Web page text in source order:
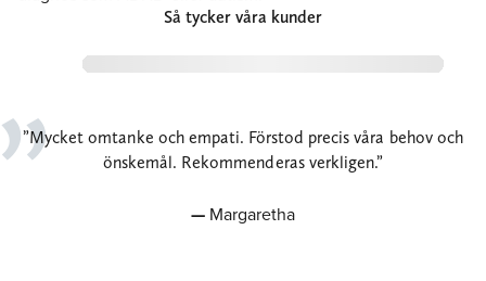
Så tycker våra kunder
Mycket omtanke och empati. Förstod precis våra behov och
önskemål. Rekommenderas verkligen.
Margaretha